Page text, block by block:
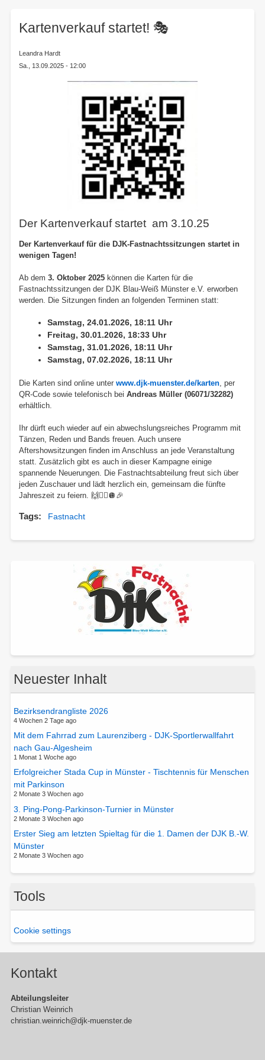
Kartenverkauf startet! 🎭
Leandra Hardt
Sa., 13.09.2025 - 12:00
Der Kartenverkauf startet am 3.10.25
Der Kartenverkauf für die DJK-Fastnachtssitzungen startet in
wenigen Tagen!
Ab dem 3. Oktober 2025können die Karten für die
Fastnachtssitzungen der DJK Blau-Weiß Münster e.V. erworben
werden. Die Sitzungen finden an folgenden Terminen statt:
Samstag, 24.01.2026, 18:11 Uhr
Freitag, 30.01.2026, 18:33 Uhr
Samstag, 31.01.2026, 18:11 Uhr
Samstag, 07.02.2026, 18:11 Uhr
Die Karten sind online unter www.djk-muenster.de/karten, per
QR-Code sowie telefonisch bei Andreas Müller (06071/32282)
erhältlich.
Ihr dürft euch wieder auf ein abwechslungsreiches Programm mit
Tänzen, Reden und Bands freuen. Auch unsere
Aftershowsitzungen finden im Anschluss an jede Veranstaltung
statt. Zusätzlich gibt es auch in dieser Kampagne einige
spannende Neuerungen. Die Fastnachtsabteilung freut sich über
jeden Zuschauer und lädt herzlich ein, gemeinsam die fünfte
Jahreszeit zu feiern. 🙌👯‍♂️🪩🎉
Tags Fastnacht
Neuester Inhalt
Bezirksendrangliste 2026
4 Wochen 2 Tage ago
Mit dem Fahrrad zum Laurenziberg - DJK-Sportlerwallfahrt
nach Gau-Algesheim
1 Monat 1 Woche ago
Erfolgreicher Stada Cup in Münster - Tischtennis für Menschen
mit Parkinson
2 Monate 3 Wochen ago
3. Ping-Pong-Parkinson-Turnier in Münster
2 Monate 3 Wochen ago
Erster Sieg am letzten Spieltag für die 1. Damen der DJK B.-W.
Münster
2 Monate 3 Wochen ago
Tools
Cookie settings
Kontakt
Abteilungsleiter
Christian Weinrich
christian.weinrich@djk-muenster.de